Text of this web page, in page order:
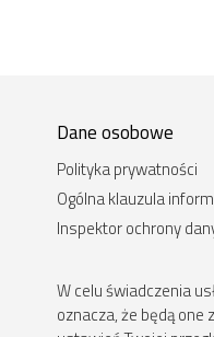
Dane osobowe
Polityka prywatności
Ogólna klauzula
Inspektor ochrony
W celu świadczenia
oznacza, że będą